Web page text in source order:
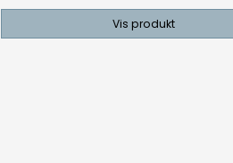
Vis produkt